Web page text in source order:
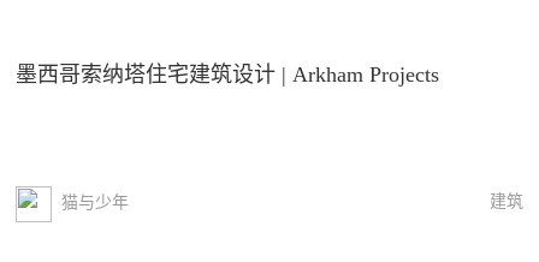
墨西哥索纳塔住宅建筑设计 | Arkham Projects
猫与少年 建筑